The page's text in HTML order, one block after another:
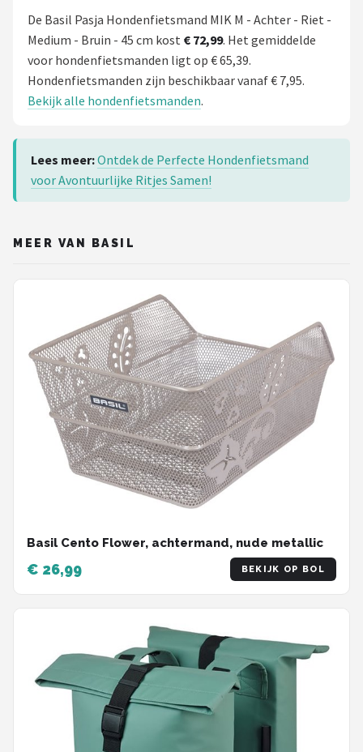
De Basil Pasja Hondenfietsmand MIK M - Achter - Riet -
Medium - Bruin - 45 cm kost € 72,99. Het gemiddelde
voor hondenfietsmanden ligt op € 65,39.
Hondenfietsmanden zijn beschikbaar vanaf € 7,95.
Bekijk alle hondenfietsmanden.
Lees meer:Ontdek de Perfecte Hondenfietsmand
voor Avontuurlijke Ritjes Samen!
MEER VAN BASIL
Basil Cento Flower, achtermand, nude metallic
€ 26,99 BEKIJK OP BOL